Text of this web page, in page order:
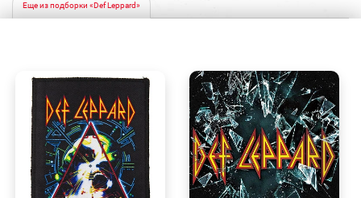
Еще из подборки «Def Leppard»